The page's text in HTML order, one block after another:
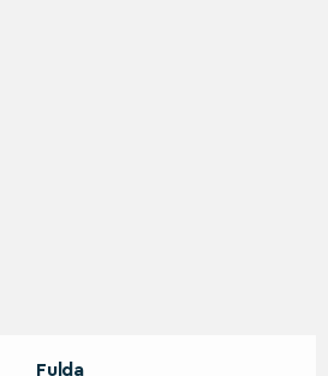
Fulda